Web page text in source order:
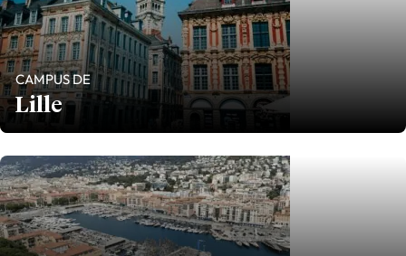
CAMPUS DE
Lille